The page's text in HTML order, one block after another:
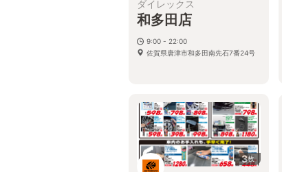
ダイレックス
和多田店
9:00 - 22:00
佐賀県唐津市和多田南先石7番24号
3枚